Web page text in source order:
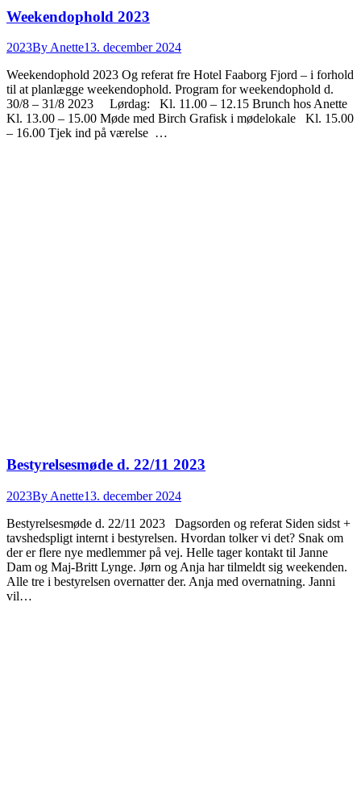
Weekendophold 2023
2023ByAnette13. december 2024
Weekendophold 2023 Og referat fre Hotel Faaborg Fjord – i forhold
til at planlægge weekendophold. Program for weekendophold d.
30/8 – 31/8 2023 Lørdag: Kl. 11.00 – 12.15 Brunch hos Anette
Kl. 13.00 – 15.00 Møde med Birch Grafisk i mødelokale Kl. 15.00
– 16.00 Tjek ind på værelse …
Bestyrelsesmøde d. 22/11 2023
2023By Anette13. december 2024
Bestyrelsesmøde d. 22/11 2023 Dagsorden og referat Siden sidst +
tavshedspligt internt i bestyrelsen. Hvordan tolker vi det? Snak om
der er flere nye medlemmer på vej. Helle tager kontakt til Janne
Dam og Maj-Britt Lynge. Jørn og Anja har tilmeldt sig weekenden.
Alle tre i bestyrelsen overnatter der. Anja med overnatning. Janni
vil…